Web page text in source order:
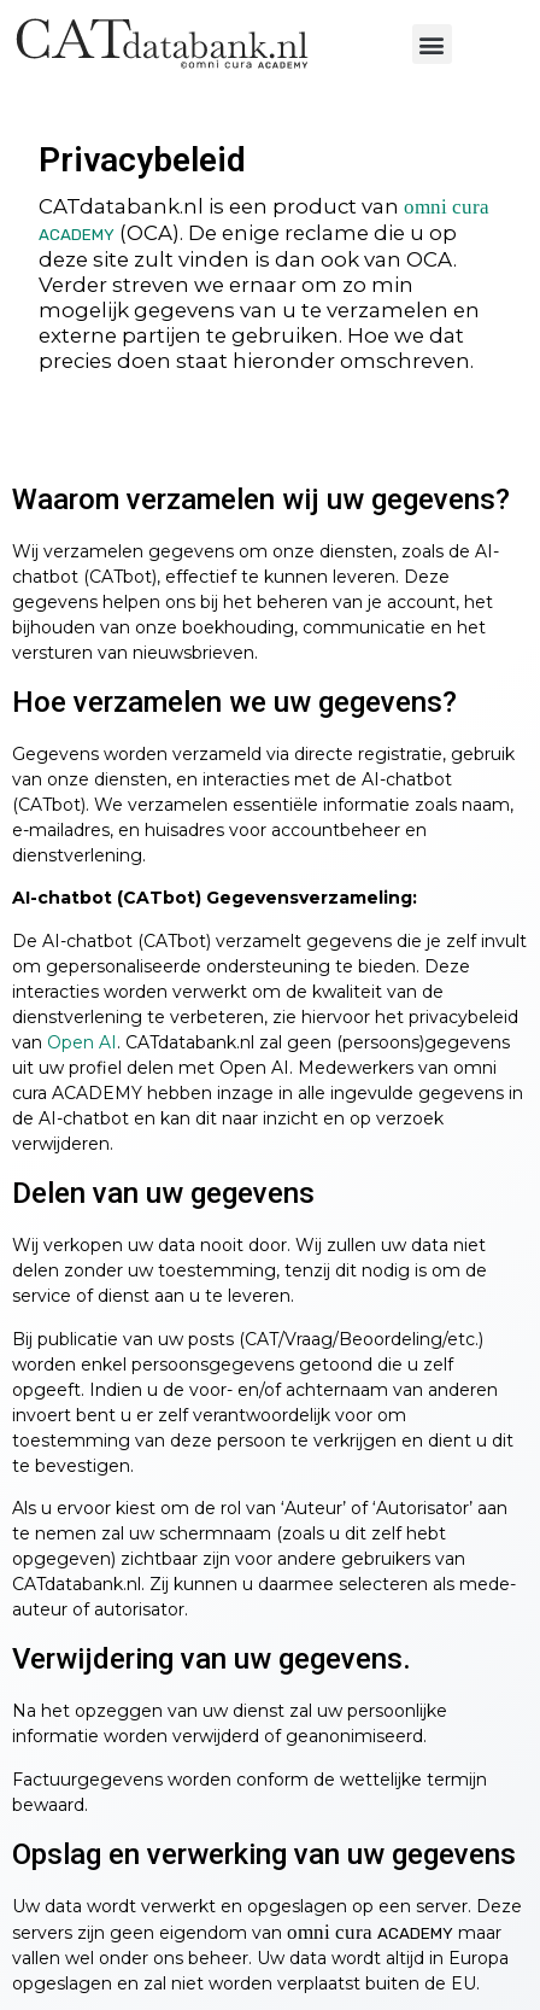
Privacybeleid
CATdatabank.nl is een product vanomni cura
ACADEMY (OCA). De enige reclame die u op
deze site zult vinden is dan ook van OCA.
Verder streven we ernaar om zo min
mogelijk gegevens van u te verzamelen en
externe partijen te gebruiken. Hoe we dat
precies doen staat hieronder omschreven.
Waarom verzamelen wij uw gegevens?
Wij verzamelen gegevens om onze diensten, zoals de AI-
chatbot (CATbot), effectief te kunnen leveren. Deze
gegevens helpen ons bij het beheren van je account, het
bijhouden van onze boekhouding, communicatie en het
versturen van nieuwsbrieven.
Hoe verzamelen we uw gegevens?
Gegevens worden verzameld via directe registratie, gebruik
van onze diensten, en interacties met de AI-chatbot
(CATbot). We verzamelen essentiële informatie zoals naam,
e-mailadres, en huisadres voor accountbeheer en
dienstverlening.
AI-chatbot (CATbot) Gegevensverzameling:
De AI-chatbot (CATbot) verzamelt gegevens die je zelf invult
om gepersonaliseerde ondersteuning te bieden. Deze
interacties worden verwerkt om de kwaliteit van de
dienstverlening te verbeteren, zie hiervoor het privacybeleid
van Open AI. CATdatabank.nl zal geen (persoons)gegevens
uit uw profiel delen met Open AI. Medewerkers van omni
cura ACADEMY hebben inzage in alle ingevulde gegevens in
de AI-chatbot en kan dit naar inzicht en op verzoek
verwijderen.
Delen van uw gegevens
Wij verkopen uw data nooit door. Wij zullen uw data niet
delen zonder uw toestemming, tenzij dit nodig is om de
service of dienst aan u te leveren.
Bij publicatie van uw posts (CAT/Vraag/Beoordeling/etc.)
worden enkel persoonsgegevens getoond die u zelf
opgeeft. Indien u de voor- en/of achternaam van anderen
invoert bent u er zelf verantwoordelijk voor om
toestemming van deze persoon te verkrijgen en dient u dit
te bevestigen.
Als u ervoor kiest om de rol van ‘Auteur’ of ‘Autorisator’ aan
te nemen zal uw schermnaam (zoals u dit zelf hebt
opgegeven) zichtbaar zijn voor andere gebruikers van
CATdatabank.nl. Zij kunnen u daarmee selecteren als mede-
auteur of autorisator.
Verwijdering van uw gegevens.
Na het opzeggen van uw dienst zal uw persoonlijke
informatie worden verwijderd of geanonimiseerd.
Factuurgegevens worden conform de wettelijke termijn
bewaard.
Opslag en verwerking van uw gegevens
Uw data wordt verwerkt en opgeslagen op een server. Deze
servers zijn geen eigendom van omni cura ACADEMY maar
vallen wel onder ons beheer. Uw data wordt altijd in Europa
opgeslagen en zal niet worden verplaatst buiten de EU.